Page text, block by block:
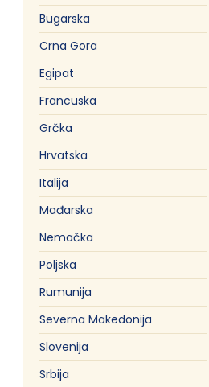
Bugarska
Crna Gora
Egipat
Francuska
Grčka
Hrvatska
Italija
Mađarska
Nemačka
Poljska
Rumunija
Severna Makedonija
Slovenija
Srbija